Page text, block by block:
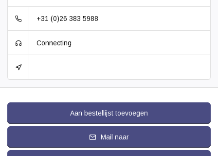
+31 (0)26 383 5988
Connecting
Aan bestellijst toevoegen
Mail naar